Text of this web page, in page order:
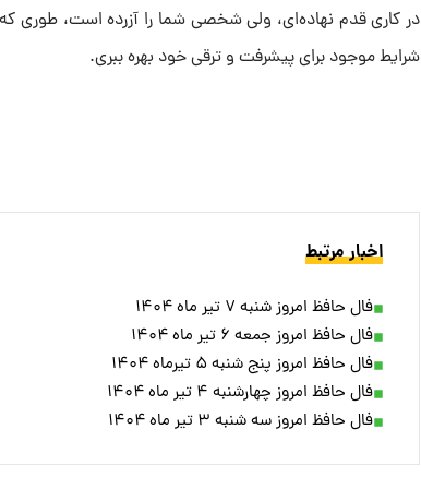
در کاری قدم نهاده‌ای، ولی شخصی شما را آزرده است، طوری که
شرایط موجود برای پیشرفت و ترقی خود بهره ببری.
اخبار مرتبط
فال حافظ امروز شنبه ۷ تیر ماه ۱۴۰۴
فال حافظ امروز جمعه ۶ تیر ماه ۱۴۰۴
فال حافظ امروز پنج شنبه ۵ تیرماه ۱۴۰۴
فال حافظ امروز چهارشنبه ۴ تیر ماه ۱۴۰۴
فال حافظ امروز سه شنبه ۳ تیر ماه ۱۴۰۴